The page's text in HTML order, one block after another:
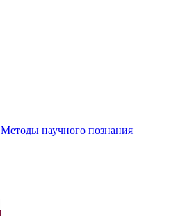
Методы научного познания